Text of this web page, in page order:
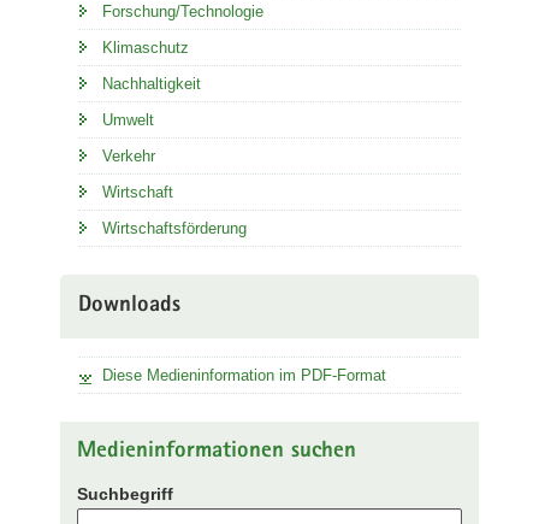
Forschung/Technologie
Klimaschutz
Nachhaltigkeit
Umwelt
Verkehr
Wirtschaft
Wirtschaftsförderung
Downloads
Diese Medieninformation im PDF-Format
Medieninformationen suchen
Suchbegriff